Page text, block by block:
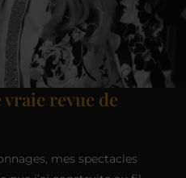
revue de
mes spectacles